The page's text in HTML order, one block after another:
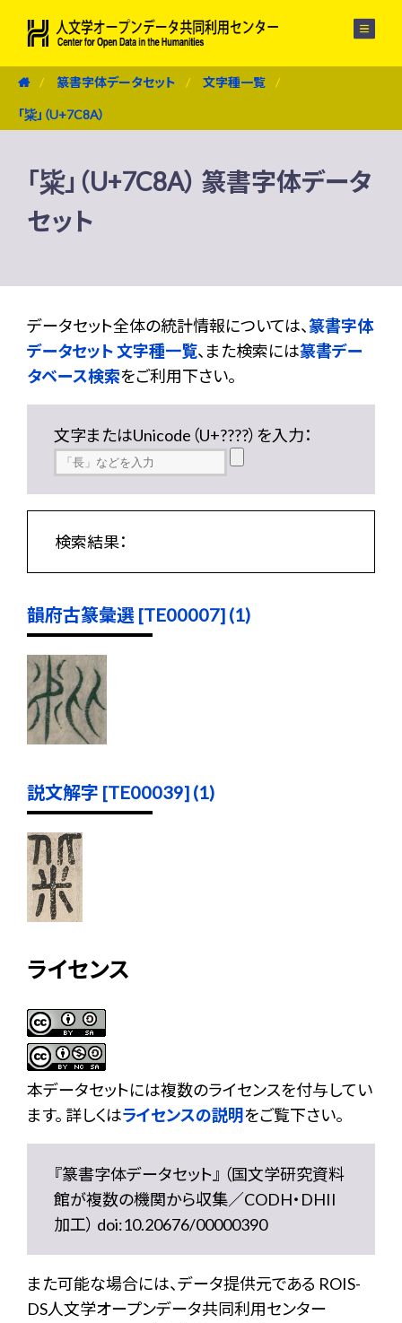
篆書字体データセット 文字種一覧
「粊」（U+7C8A）
「粊」（U+7C8A） 篆書字体データ
セット
データセット全体の統計情報については、篆書字体
データセット 文字種一覧、また検索には篆書デー
タベース検索をご利用下さい。
文字またはUnicode（U+????）を入力：
検索結果：
韻府古篆彙選 [TE00007] (1)
説文解字 [TE00039] (1)
ライセンス
本データセットには複数のライセンスを付与してい
ます。 詳しくはライセンスの説明をご覧下さい。
『篆書字体データセット』 （国文学研究資料
館が複数の機関から収集／CODH・DHII
加工） doi:10.20676/00000390
また可能な場合には、データ提供元である ROIS-
DS人文学オープンデータ共同利用センター